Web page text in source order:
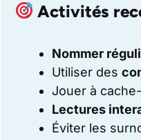
Activités
Nommer
Utiliser des
Jouer à
Lectures
Éviter les